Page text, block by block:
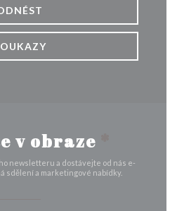
v obraze
newsletteru a dostávejte od nás e-
sdělení a marketingové nabídky.